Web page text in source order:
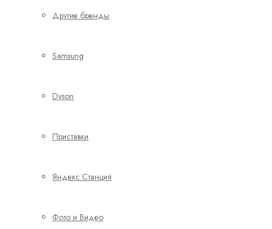
Другие бренды
Samsung
Dyson
Приставки
Яндекс Станция
Фото и Видео